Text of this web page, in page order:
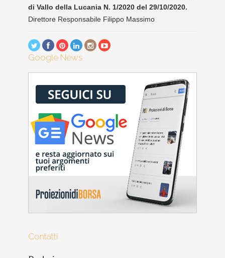
di Vallo della Lucania N. 1/2020 del 29/10/2020.
Direttore Responsabile Filippo Massimo
Google News
Contatti